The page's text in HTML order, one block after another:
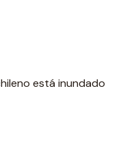
está inundado